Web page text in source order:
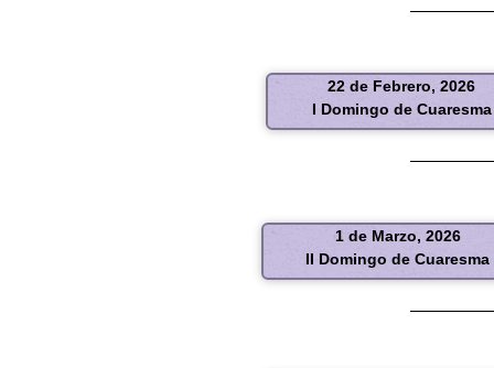
22 de Febrero, 2026
I Domingo de Cuaresma
1 de Marzo, 2026
II Domingo de Cuaresma